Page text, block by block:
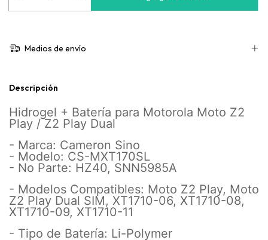
Medios de envío
Descripción
Hidrogel + Batería para Motorola Moto Z2
Play / Z2 Play Dual
- Marca: Cameron Sino
- Modelo: CS-MXT170SL
- No Parte: HZ40, SNN5985A
- Modelos Compatibles: Moto Z2 Play, Moto
Z2 Play Dual SIM, XT1710-06, XT1710-08,
XT1710-09, XT1710-11
- Tipo de Batería: Li-Polymer